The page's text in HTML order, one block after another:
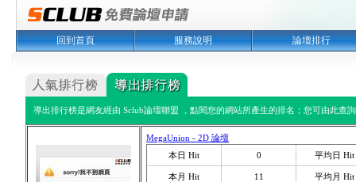
回到首頁 服務說明 論壇排行
導出排行榜是網友經由 Sclub論壇聯盟 ，點閱您的網站所產生的排名；您可由此查
MegaUnion - 2D 論壇
本日 Hit
0 平均日 Hit
本月 Hit 11 平均月 Hit